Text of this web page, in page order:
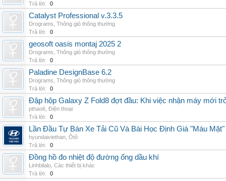
Trả lời:
0
Catalyst Professional v.3.3.5
Drograms Thông gió thông thường
Trả lời:
0
geosoft oasis montaj 2025 2
Drograms Thông gió thông thường
Trả lời:
0
Paladine DesignBase 6.2
Drograms Thông gió thông thường
Trả lời:
0
Đập hộp Galaxy Z Fold8 đợt đầu: Khi việc nhận máy mới
pthao6 Điện thoại
Trả lời:
0
Lần Đầu Tự Bán Xe Tải Cũ Và Bài Học Định Giá "Máu
hyundaiviethan Ôtô
Trả lời:
0
Đồng hồ đo nhiệt độ đường ống dầu khí
Linhbilalo Các thiết bị khác
Trả lời:
0